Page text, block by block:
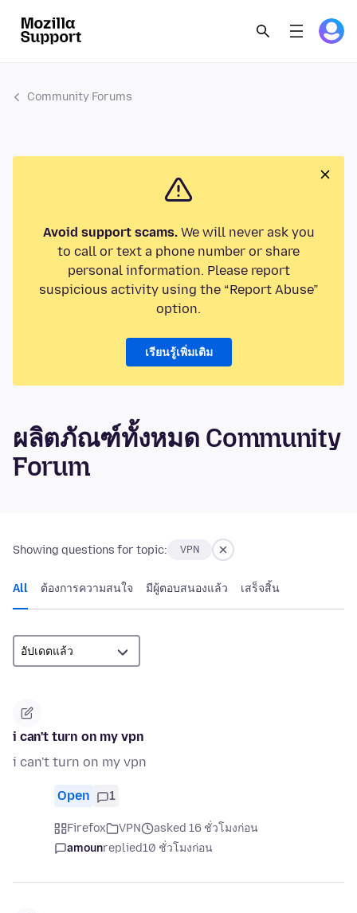
Community Forums
Avoid support scams.We will never ask you
to call or text a phone number or share
personal information. Please report
suspicious activity using the “Report Abuse”
option.
เรียนรู้เพิ่มเติม
ผลิตภัณฑ์ทั้งหมด Community
Forum
Showing questions for topic: VPN
All ต้องการความสนใจ มีผู้ตอบสนองแล้ว เสร็จสิ้น
i can't turn on my vpn
i can't turn on my vpn
Open 1
Firefox VPN
asked 16 ชั่วโมงก่อน
amounreplied10 ชั่วโมงก่อน